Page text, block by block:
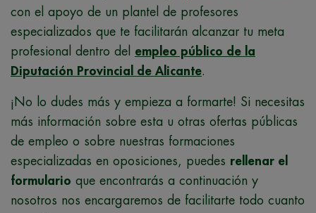
con el apoyo de un plantel de profesores
especializados que te facilitarán alcanzar tu meta
profesional dentro del empleo público de la
Diputación Provincial de Alicante.
¡No lo dudes más y empieza a formarte! Si necesitas
más información sobre esta u otras ofertas públicas
de empleo o sobre nuestras formaciones
especializadas en oposiciones, puedes rellenar el
formulario que encontrarás a continuación y
nosotros nos encargaremos de facilitarte todo cuanto